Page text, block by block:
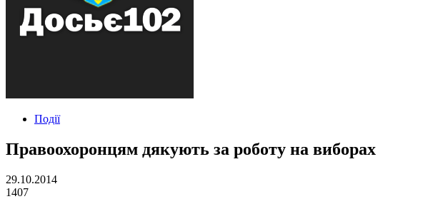
Події
Правоохоронцям дякують за роботу на виборах
29.10.2014
1407